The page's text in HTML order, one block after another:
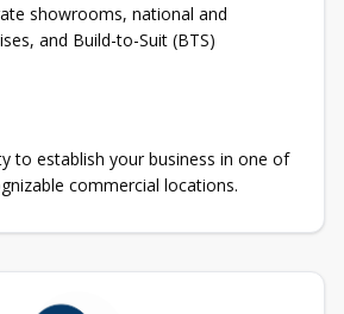
showrooms, national and
and Build-to-Suit (BTS)
to establish your business in one of
commercial locations.